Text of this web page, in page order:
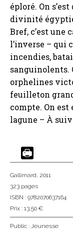
éploré. On
divinité
Bref, c’est une
l’inverse – qui
incendies,
sanguinolents.
orphelines
feuilleton
compte. On est
lagune – À
Gallimard, 2011
323 pages
ISBN : 9782070637164
Prix : 13,50 €
Public : Jeunesse